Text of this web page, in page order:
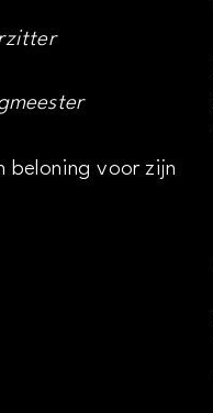
beloning voor zijn